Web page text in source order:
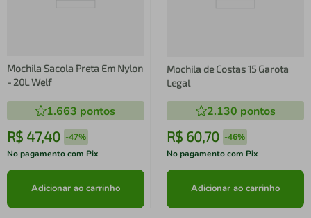
Mochila Sacola Preta Em Nylon
- 20L Welf
1.663 pontos
R$ 47,40 -47%
No pagamento com Pix
Adicionar ao carrinho
Mochila de Costas 15 Garota
Legal
2.130 pontos
R$ 60,70 -46%
No pagamento com Pix
Adicionar ao carrinho